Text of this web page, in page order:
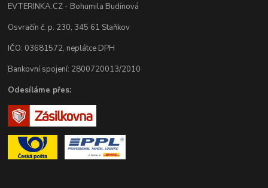
EVTERINKA.CZ - Bohumila Budínová
Osvračín č. p. 230, 345 61 Staňkov
IČO: 03681572, neplátce DPH
Bankovní spojení: 2800720013/2010
Odesíláme přes: